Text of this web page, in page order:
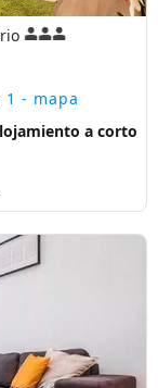
- mapa
a corto